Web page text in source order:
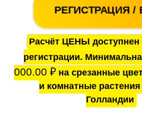
РЕГИСТРАЦИЯ /
Расчёт ЦЕНЫ доступнен
регистрации.
000.00 ₽на срезанные
и комнатные
Голландии